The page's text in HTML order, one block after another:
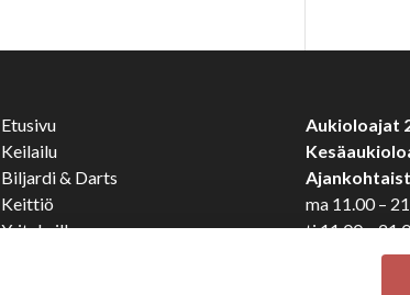
Etusivu
Keilailu
Biljardi & Darts
Keittiö
Yrityksille
Aukioloajat
ma 11.00 –
ti 11.00 –
ke 11.00 –